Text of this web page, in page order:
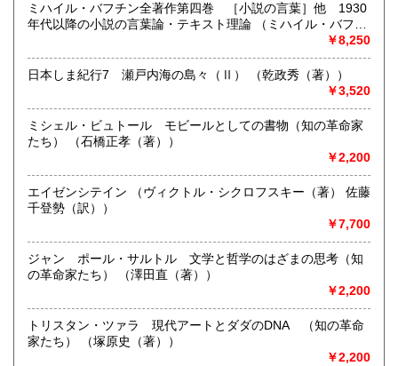
軽にメールyosinari@snow.plala.or.jpか、電話011-214-0972
へご連絡下さい。
取り扱い分野
哲学宗教、歴史、社会科学、自然科学、美術工芸、国語国
文、趣味
ミハイル・バフチン全著作第四巻 ［小説の言葉］他 1930
年代以降の小説の言葉論・テキスト理論 （ミハイル・バフチ
ン（著） 新谷敬三郎・伊東一郎・国松夏紀・佐々木寛
（訳））
￥8,250
日本しま紀行7 瀬戸内海の島々（Ⅱ） （乾政秀（著））
￥3,520
ミシェル・ビュトール モビールとしての書物（知の革命家
たち） （石橋正孝（著））
￥2,200
エイゼンシテイン （ヴィクトル・シクロフスキー（著） 佐藤
千登勢（訳））
￥7,700
ジャン゠ポール・サルトル 文学と哲学のはざまの思考（知
の革命家たち） （澤田直（著））
￥2,200
トリスタン・ツァラ 現代アートとダダのDNA （知の革命
家たち） （塚原史（著））
￥2,200